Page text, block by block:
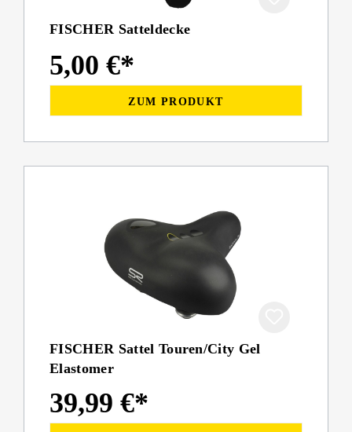
FISCHER Satteldecke
5,00 €*
ZUM PRODUKT
FISCHER Sattel Touren/City Gel
Elastomer
39,99 €*